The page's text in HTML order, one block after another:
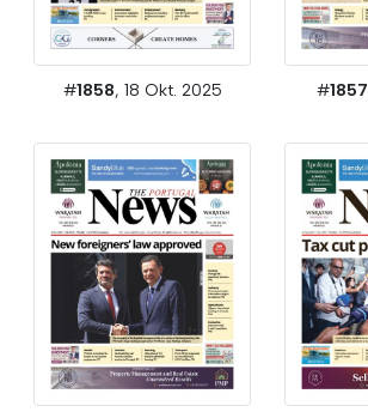
#1858, 18 Okt. 2025 #1857